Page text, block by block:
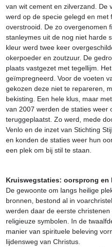
van wit cement en zilverzand. De
werd op de specie gelegd en met
overstrooid. De zo overgenomen
stanleymes uit de nog niet harde
kleur werd twee keer
okerpoeder en zoutzuur. De
plaats vastgezet met tegellijm.
geïmpregneerd. Voor de voeten
gekozen deze niet te repareren,
bekisting. Een hele klus, maar
van 2007 werden de staties weer
teruggeplaatst. Zo werd, mede
Venlo en de inzet van Stichting
en konden de staties weer hun
een plek om bij stil te staan.
Kruiswegstaties: oorsprong en
De gewoonte om langs heilige
bronnen, bestond al in
werden daar de eerste
religieuze symbolen. In de
manier van spirituele beleving
lijdensweg van Christus.